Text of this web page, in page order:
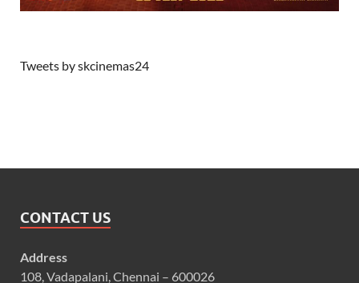
Tweets by skcinemas24
CONTACT US
Address
108, Vadapalani, Chennai – 600026